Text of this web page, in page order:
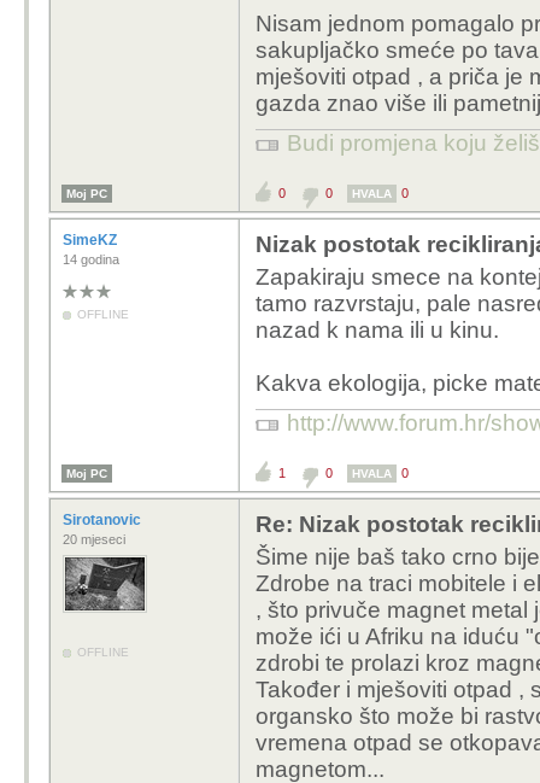
Nisam jednom pomagalo
sakupljačko smeće po
mješoviti otpad , a priča je
gazda znao više ili
Budi promjena koju
Moj PC 0 0 HVALA 0
SimeKZ
14 godina
OFFLINE
Nizak postotak
Zapakiraju smece na
tamo razvrstaju, pale
nazad k nama ili u kinu.
Kakva ekologija, picke
http://www.forum.hr/
Moj PC 1 0 HVALA 0
Sirotanovic
20 mjeseci
OFFLINE
Re: Nizak postotak
Šime nije baš tako crno
Zdrobe na traci mobitele i
, što privuče magnet metal
može ići u Afriku na iduću
zdrobi te prolazi kroz
Također i mješoviti otpad ,
organsko što može bi
vremena otpad se
magnetom...